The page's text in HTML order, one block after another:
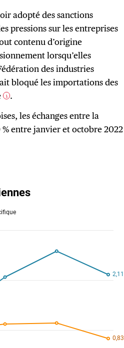
adopté des sanctions
pressions sur les entreprises
contenu d’origine
lorsqu’elles
des industries
bloqué les importations des
1 .
les échanges entre la
entre janvier et octobre 2022